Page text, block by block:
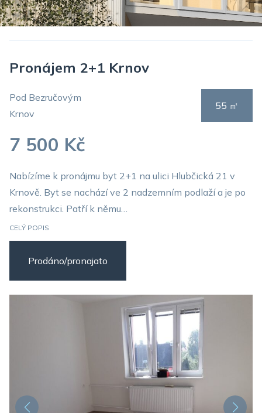
Pronájem 2+1 Krnov
Pod Bezručovým
Krnov
55 ㎡
7 500 Kč
Nabízíme k pronájmu byt 2+1 na ulici Hlubčická 21 v
Krnově. Byt se nachází ve 2 nadzemním podlaží a je po
rekonstrukci. Patří k němu…
CELÝ POPIS
Prodáno/pronajato